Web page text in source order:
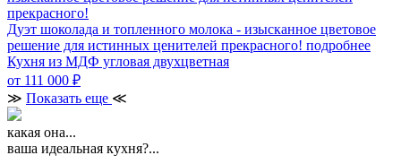
Дуэт шоколада и топленного молока - изысканное цветовое
решение для истинных ценителей прекрасного! подробнее
Кухня из МДФ угловая двухцветная
от 111 000 ₽
≫ Показать еще ≪
какая она...
ваша идеальная кухня?...